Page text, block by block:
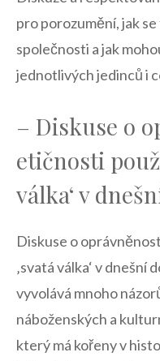
pro porozumění, jak
společnosti a jak
jednotlivých jedinců i
– Diskuse o
etičnosti
válka‘ v
Diskuse​ o
‚svatá válka‘ v dnešní
vyvolává mnoho
náboženských a
který má kořeny v